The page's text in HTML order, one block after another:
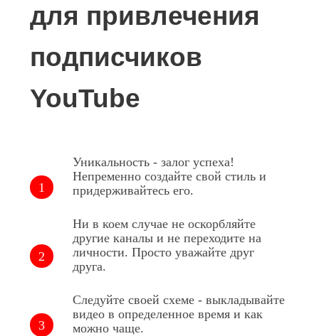
для привлечения
подписчиков
YouTube
Уникальность - залог успеха!
Непременно создайте свой стиль и
придерживайтесь его.
Ни в коем случае не оскорбляйте
другие каналы и не переходите на
личности. Просто уважайте друг
друга.
Следуйте своей схеме - выкладывайте
видео в определенное время и как
можно чаще.